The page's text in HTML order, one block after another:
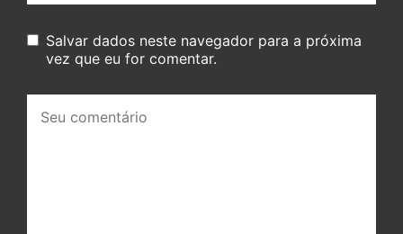
Salvar dados neste navegador para a próxima
vez que eu for comentar.
comentário: